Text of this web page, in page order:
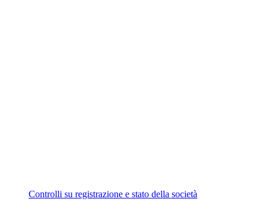
Controlli su registrazione e stato della società